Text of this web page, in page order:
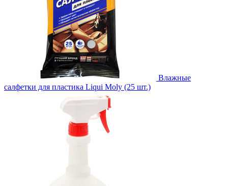
Влажные
салфетки для пластика Liqui Moly (25 шт.)